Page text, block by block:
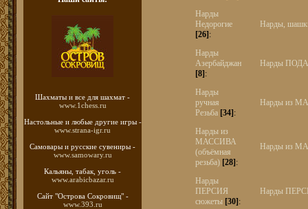
Шахматы и все для шахмат -
www.1chess.ru
Настольные и любые другие игры -
www.strana-igr.ru
Самовары и русские сувениры -
www.samowary.ru
Кальяны, табак, уголь -
www.arabicbazar.ru
Сайт "Острова Сокровищ" -
www.393.ru
Нарды
Недорогие
[26] :
Нарды,
Нарды
Азербайджан
[8] :
Нарды
Нарды
ручная
Резьба [34] :
Нарды из
Нарды из
МАССИВА
(объёмная
резьба) [28] :
Нарды из
Нарды
ПЕРСИЯ
сюжеты [30] :
Нарды